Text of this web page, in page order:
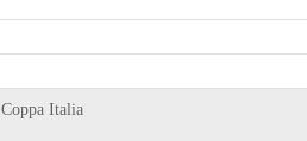
Italia